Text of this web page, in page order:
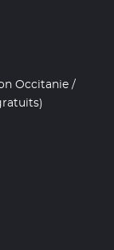
Occitanie /